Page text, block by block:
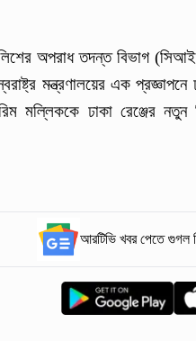
অপরাধ তদন্ত বিভাগ
মন্ত্রণালয়ের এক
মল্লিককে ঢাকা রেঞ্জের
আরটিভি খবর পেতে